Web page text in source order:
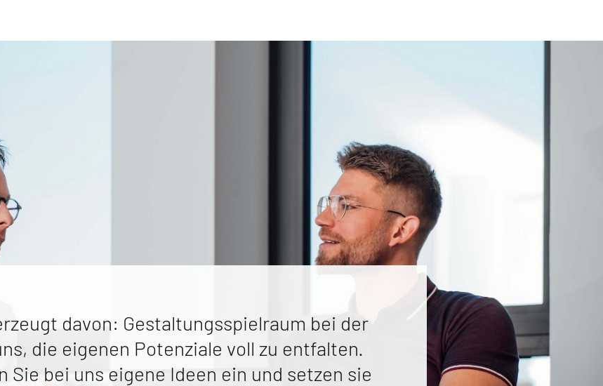
davon: Gestaltungsspielraum bei der
die eigenen Potenziale voll zu entfalten.
Sie bei uns eigene Ideen ein und setzen sie